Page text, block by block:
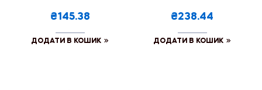
₴145.38
ДОДАТИ В КОШИК
₴238.44
ДОДАТИ В КОШИК